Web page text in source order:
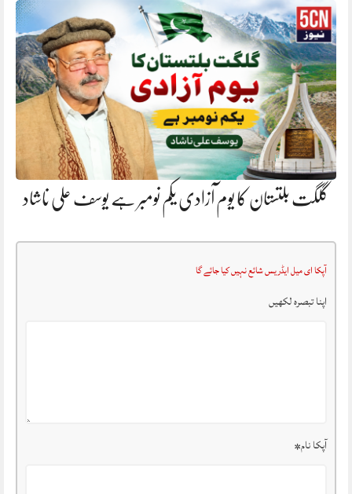
گلگت بلتستان کا یوم آزادی یکم نومبر ہے یوسف علی ناشاد
آپکا ای میل ایڈریس شائع نہیں کیا جائے گا
اپنا تبصرہ لکھیں
آپکا نام*